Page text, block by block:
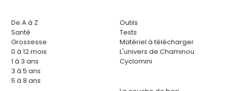
De A à Z
Santé
Grossesse
0 à 12 mois
1 à 3 ans
3 à 5 ans
5 à 8 ans
Outils
Tests
Matériel à télécharger
L'univers de Chaminou
Cyclomini